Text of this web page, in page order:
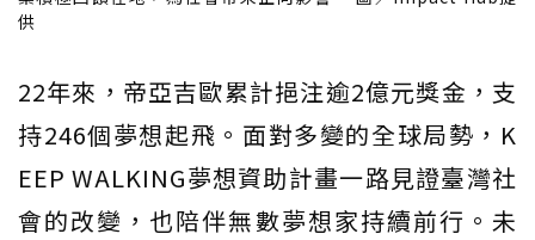
供
22年來，帝亞吉歐累計挹注逾2億元獎金，支
持246個夢想起飛。面對多變的全球局勢，K
EEP WALKING夢想資助計畫一路見證臺灣社
會的改變，也陪伴無數夢想家持續前行。未